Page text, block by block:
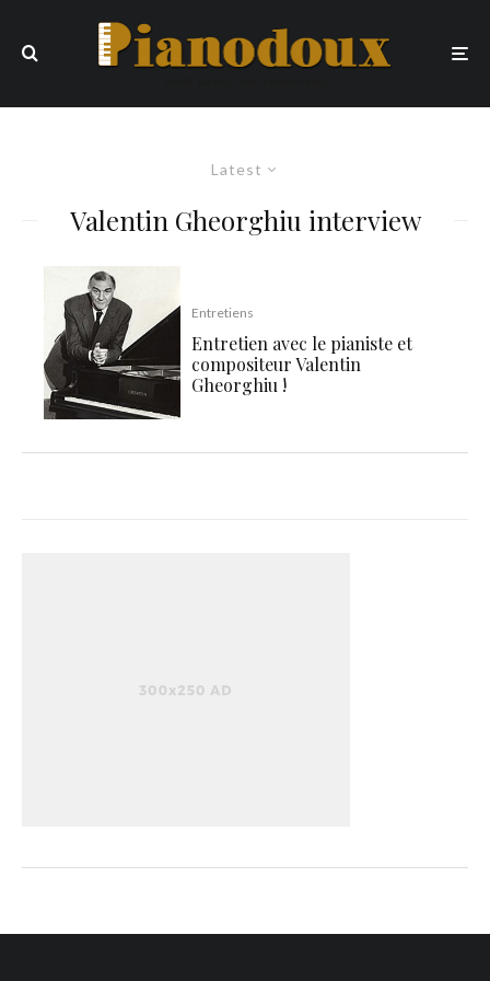
Latest
Valentin Gheorghiu interview
Entretiens
Entretien avec le pianiste et
compositeur Valentin
Gheorghiu !